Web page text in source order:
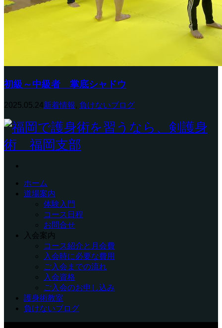
初級～中級者 掌底シャドウ
2025.05.24新着情報 , 負けないブログ
ホーム
道場案内
体験入門
コース日程
お問合せ
入会案内
コース紹介と月会費
入会時に必要な費用
ご入会までの流れ
入会資格
ご入会のお申し込み
護身術教室
負けないブログ